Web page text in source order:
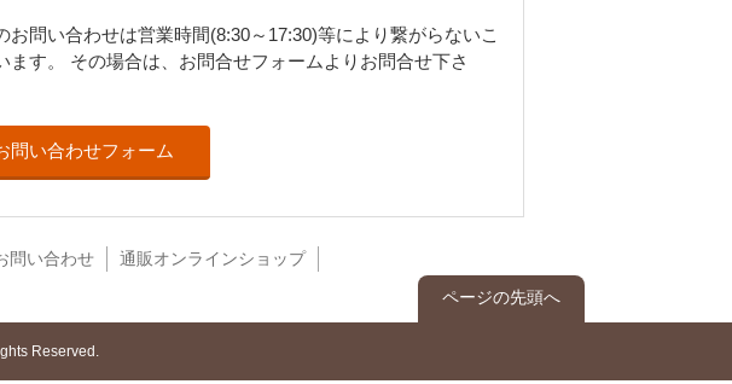
お問い合わせは営業時間(8:30～17:30)等により繋がらないこ
ます。 その場合は、お問合せフォームよりお問合せ下さ
問い合わせフォーム
問い合わせ 通販オンラインショップ
ページの先頭へ
Reserved.